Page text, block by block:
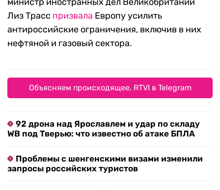
Лиз Трасс призвала Европу усилить
антироссийские ограничения, включив в них
нефтяной и газовый сектора.
Объясняем происходящее. RTVI в Telegram
92 дрона над Ярославлем и удар по складу
WB под Тверью: что известно об атаке БПЛА
Проблемы с шенгенскими визами изменили
запросы российских туристов